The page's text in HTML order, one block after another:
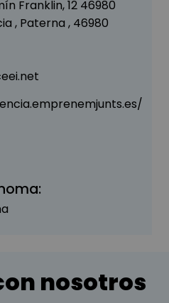
Franklin, 12 46980
, Paterna , 46980
nosotros